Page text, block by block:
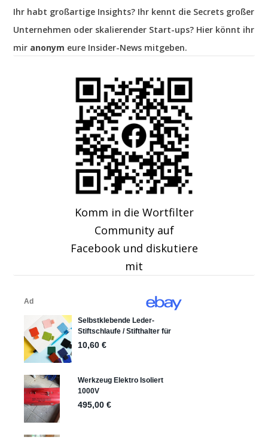
Ihr habt großartige Insights? Ihr kennt die Secrets großer
Unternehmen oder skalierender Start-ups? Hier könnt ihr
mir anonym eure Insider-News mitgeben.
Komm in die Wortfilter
Community auf
Facebook und diskutiere
mit